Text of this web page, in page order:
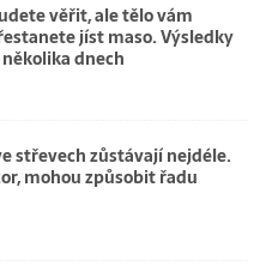
věřit, ale tělo vám
jíst maso. Výsledky
dnech
střevech zůstávají nejdéle.
mohou způsobit řadu